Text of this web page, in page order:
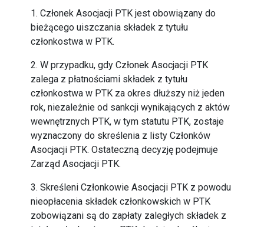
1. Członek Asocjacji PTK jest obowiązany do
bieżącego uiszczania składek z tytułu
członkostwa w PTK.
2. W przypadku, gdy Członek Asocjacji PTK
zalega z płatnościami składek z tytułu
członkostwa w PTK za okres dłuższy niż jeden
rok, niezależnie od sankcji wynikających z aktów
wewnętrznych PTK, w tym statutu PTK, zostaje
wyznaczony do skreślenia z listy Członków
Asocjacji PTK. Ostateczną decyzję podejmuje
Zarząd Asocjacji PTK.
3. Skreśleni Członkowie Asocjacji PTK z powodu
nieopłacenia składek członkowskich w PTK
zobowiązani są do zapłaty zaległych składek z